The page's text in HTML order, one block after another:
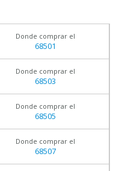
Donde comprar el
68501
Donde comprar el
68503
Donde comprar el
68505
Donde comprar el
68507